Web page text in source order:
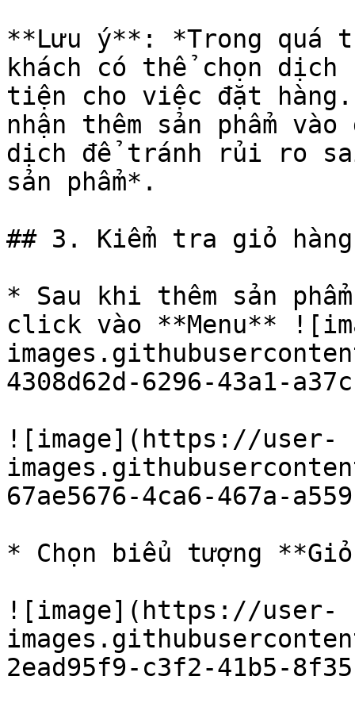
**Lưu ý**: *Trong quá
khách có thể chọn
tiện cho việc đặt
nhận thêm sản phẩm
dịch để tránh rủi ro
sản phẩm*.
## 3. Kiểm tra giỏ hàng
* Sau khi thêm sản
click vào **Menu**
4308d62d-6296-43a1-
![image](https://user-
67ae5676-4ca6-467a-
* Chọn biểu tượng
![image](https://user-
2ead95f9-c3f2-41b5-